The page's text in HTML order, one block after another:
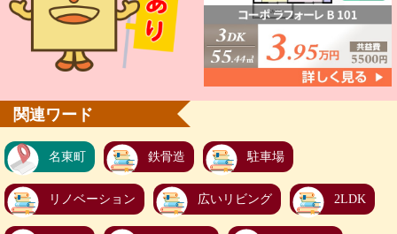
関連ワード
名東町 鉄骨造 駐車場
リノベーション 広いリビング 2LDK